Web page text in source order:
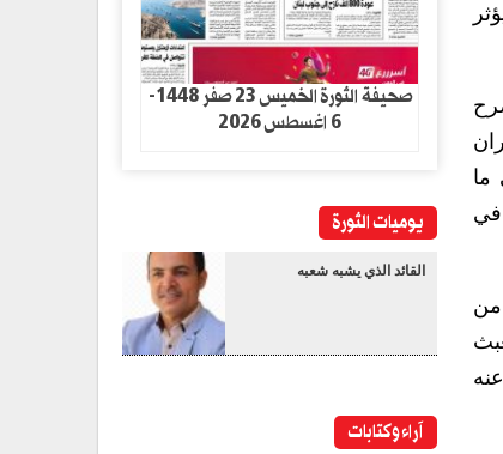
ما
في
من
صحيفة الثورة الخميس 23 صفر 1448-
6 اغسطس 2026
يوميات الثورة
القائد الذي يشبه شعبه
آراء وكتابات